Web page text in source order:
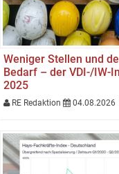
Weniger Stellen und
Bedarf – der VDI-/IW-
2025
RE Redaktion 04.08.2026